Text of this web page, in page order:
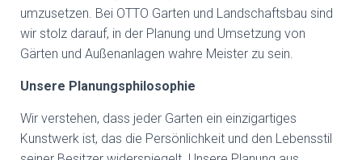
umzusetzen. Bei OTTO Garten und Landschaftsbau sind
wir stolz darauf, in der Planung und Umsetzung von
Gärten und Außenanlagen wahre Meister zu sein.
Unsere Planungsphilosophie
Wir verstehen, dass jeder Garten ein einzigartiges
Kunstwerk ist, das die Persönlichkeit und den Lebensstil